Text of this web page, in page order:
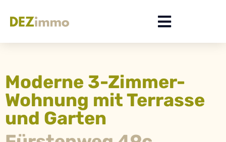
Moderne 3-Zimmer-
Wohnung mit Terrasse
und Garten